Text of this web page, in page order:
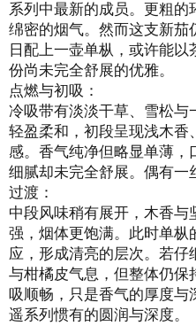
系列中最新的成员。更粗的
绵密的烟气。然而这支新茄
日配上一壶单枞，或许能
份尚未完全舒展的优雅。
点燃与初吸：
冷吸带有淡淡干草、雪松与
轻盈柔和，初段呈现浅木香
感。香气纯净但略显单薄，
细腻却未完全舒展。偶有一
过渡：
中段风味稍有展开，木香与
强，烟体更饱满。此时单枞
应，形成清亮的层次。若
与柑橘皮气息，但整体仍保
吸顺畅，只是香气的厚度与
遥系列惯有的圆润与深度。